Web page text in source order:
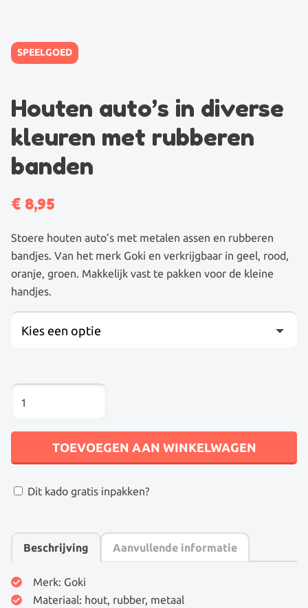
SPEELGOED
Houten auto’s in diverse
kleuren met rubberen
banden
€ 8,95
Stoere houten auto’s met metalen assen en rubberen
bandjes. Van het merk Goki en verkrijgbaar in geel, rood,
oranje, groen. Makkelijk vast te pakken voor de kleine
handjes.
Kies een optie
AUTO’S
DIVERSE
KLEUREN
RUBBEREN
AANTAL
TOEVOEGEN AAN WINKELWAGEN
Dit kado gratis inpakken?
Beschrijving Aanvullende informatie
Merk: Goki
Materiaal: hout, rubber, metaal